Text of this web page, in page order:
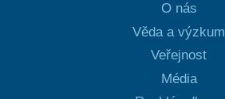
O nás
Věda a výzkum
Veřejnost
Média